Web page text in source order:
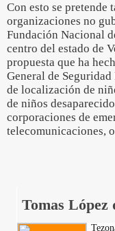
Con esto se pretende
organizaciones no
Fundación Nacional
centro del estado de
propuesta que ha
General de
de localización de
de niños
corporaciones de
telecomunicaciones,
Tomas López